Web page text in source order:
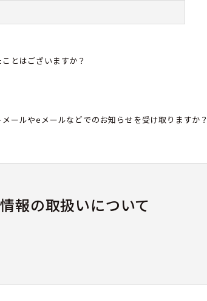
とはございますか？
ールやeメールなどでのお知らせを受け取りますか？
報の取扱いについて